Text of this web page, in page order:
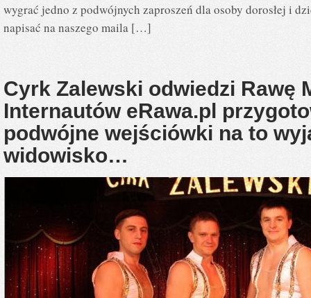
wygrać jedno z podwójnych zaproszeń dla osoby dorosłej i
napisać na naszego maila […]
Cyrk Zalewski odwiedzi Rawę
Internautów eRawa.pl
podwójne wejściówki na to
widowisko…